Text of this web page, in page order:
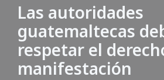
Las autoridades
guatemaltecas
respetar el
manifestación